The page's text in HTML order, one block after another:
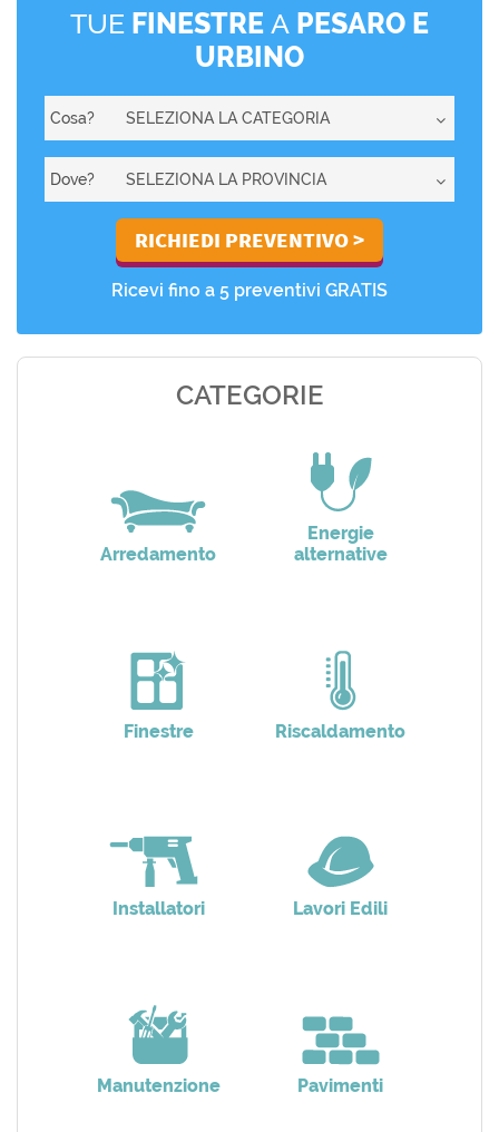
TUE FINESTRE A PESARO E
URBINO
Cosa?
Dove?
Ricevi fino a 5 preventivi GRATIS
CATEGORIE
Arredamento
Energie
alternative
Finestre Riscaldamento
Installatori Lavori Edili
Manutenzione Pavimenti